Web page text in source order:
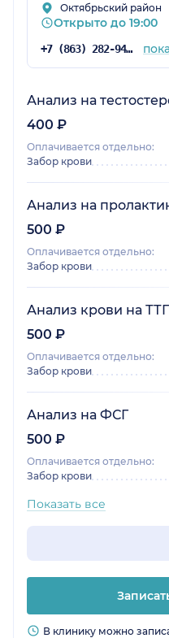
Октябрьский район
Открыто до 19:00
+7 (863) 282-94-55
Анализ на
400 ₽
Оплачивается отдельно:
Забор крови
Анализ на
500 ₽
Оплачивается отдельно:
Забор крови
Анализ крови на ТТГ
500 ₽
Оплачивается отдельно:
Забор крови
Анализ на ФСГ
500 ₽
Оплачивается отдельно:
Забор крови
Показать все
В клинику можно